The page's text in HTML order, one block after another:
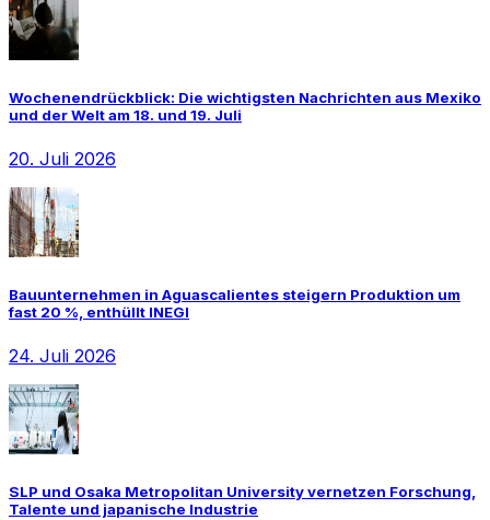
Wochenendrückblick: Die wichtigsten Nachrichten aus Mexiko
und der Welt am 18. und 19. Juli
20. Juli 2026
Bauunternehmen in Aguascalientes steigern Produktion um
fast 20 %, enthüllt INEGI
24. Juli 2026
SLP und Osaka Metropolitan University vernetzen Forschung,
Talente und japanische Industrie